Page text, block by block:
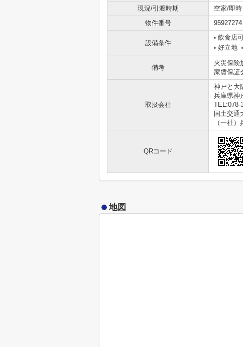
現況/引渡時期
空家/即時
物件番号
95927274
設備条件
飲食店
好立地
備考
火災保険
家賃保証
取扱会社
神戸と大
兵庫県神
TEL:078-
国土交通
（一社
QRコード
地図